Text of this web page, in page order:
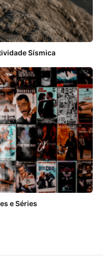
Sísmica
e Séries